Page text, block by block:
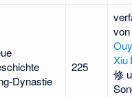
Dynastie
225
von
Xiu
修